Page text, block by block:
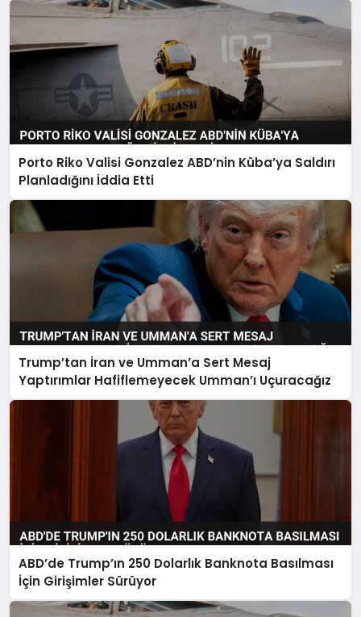
Porto Riko Valisi Gonzalez ABD’nin Küba’ya Saldırı
Planladığını İddia Etti
Trump’tan İran ve Umman’a Sert Mesaj
Yaptırımlar Hafiflemeyecek Umman’ı Uçuracağız
ABD’de Trump’ın 250 Dolarlık Banknota Basılması
İçin Girişimler Sürüyor